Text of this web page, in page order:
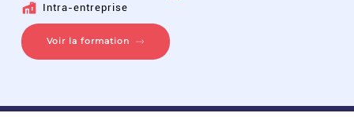
Intra-entreprise
Voir la formation